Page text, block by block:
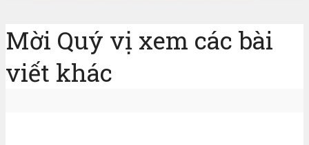
Mời Quý vị xem các bài
viết khác